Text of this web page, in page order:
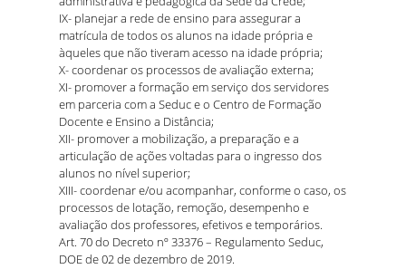
IX- planejar a rede de ensino para assegurar a
matrícula de todos os alunos na idade própria e
àqueles que não tiveram acesso na idade própria;
X- coordenar os processos de avaliação externa;
XI- promover a formação em serviço dos servidores
em parceria com a Seduc e o Centro de Formação
Docente e Ensino a Distância;
XII- promover a mobilização, a preparação e a
articulação de ações voltadas para o ingresso dos
alunos no nível superior;
XIII- coordenar e/ou acompanhar, conforme o caso, os
processos de lotação, remoção, desempenho e
avaliação dos professores, efetivos e temporários.
Art. 70 do Decreto nº 33376 – Regulamento Seduc,
DOE de 02 de dezembro de 2019.